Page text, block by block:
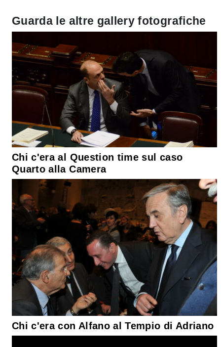
Guarda le altre gallery fotografiche
Chi c'era al Question time sul caso
Quarto alla Camera
Chi c'era con Alfano al Tempio di Adriano